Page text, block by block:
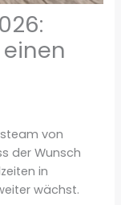
von
der Wunsch
in
wächst.